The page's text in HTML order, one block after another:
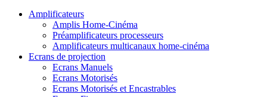
Amplificateurs
Amplis Home-Cinéma
Préamplificateurs processeurs
Amplificateurs multicanaux home-cinéma
Ecrans de projection
Ecrans Manuels
Ecrans Motorisés
Ecrans Motorisés et Encastrables